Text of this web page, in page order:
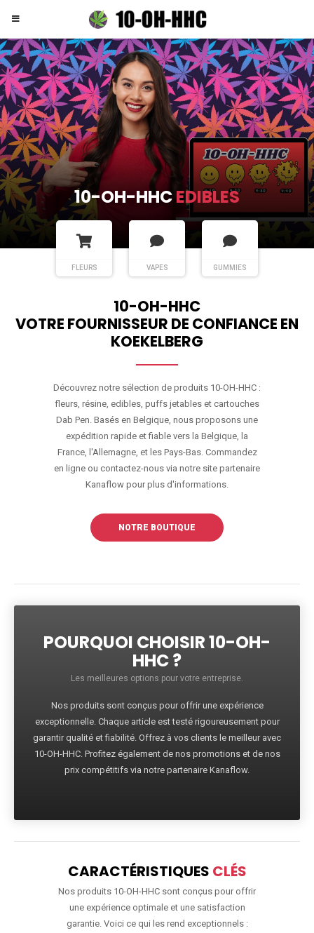
10-OH-HHCEDIBLES
FLEURS VAPES GUMMIES
10-OH-HHC
VOTRE FOURNISSEUR DE CONFIANCE EN
KOEKELBERG
Découvrez notre sélection de produits 10-OH-HHC :
fleurs, résine, edibles, puffs jetables et cartouches
Dab Pen. Basés en Belgique, nous proposons une
expédition rapide et fiable vers la Belgique, la
France, l'Allemagne, et les Pays-Bas. Commandez
en ligne ou contactez-nous via notre site partenaire
Kanaflow pour plus d'informations.
NOTRE BOUTIQUE
POURQUOI CHOISIR 10-OH-
HHC ?
Les meilleures options pour votre entreprise.
Nos produits sont conçus pour offrir une expérience
exceptionnelle. Chaque article est testé rigoureusement pour
garantir qualité et fiabilité. Offrez à vos clients le meilleur avec
10-OH-HHC. Profitez également de nos promotions et de nos
prix compétitifs via notre partenaire Kanaflow.
CARACTÉRISTIQUES CLÉS
Nos produits 10-OH-HHC sont conçus pour offrir
une expérience optimale et une satisfaction
garantie. Voici ce qui les rend exceptionnels :